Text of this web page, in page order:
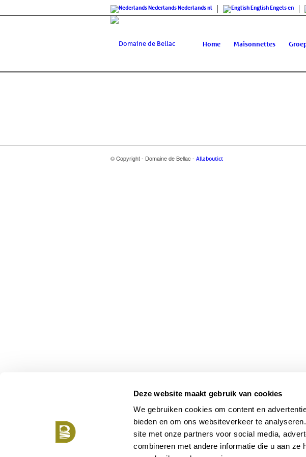
Deze website maakt gebruik van cookies
We gebruiken cookies om content en
bieden en om ons websiteverkeer te
site met onze partners voor social media,
combineren met andere informatie die u aan
NederlandsNederlandsnl EnglishEngelsen
Home Maisonnettes
© Copyright - Domaine de Bellac - Allaboutict